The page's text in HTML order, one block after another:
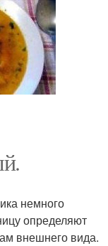
немного
определяют
внешнего вида.